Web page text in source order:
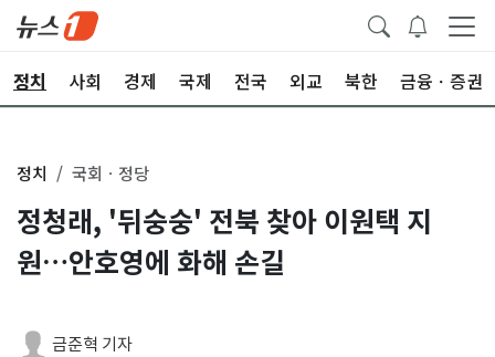
정치 사회 경제 국제 전국 외교 북한 금융ㆍ증권
정치 국회ㆍ정당
정청래, '뒤숭숭' 전북 찾아 이원택 지
원…안호영에 화해 손길
금준혁 기자